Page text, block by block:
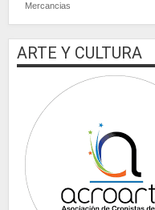
Mercancias
ARTE Y CULTURA